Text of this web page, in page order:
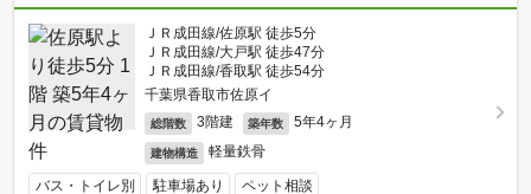
ＪＲ成田線/佐原駅 徒歩5分
ＪＲ成田線/大戸駅 徒歩47分
ＪＲ成田線/香取駅 徒歩54分
千葉県香取市佐原イ
総階数 3階建 築年数 5年4ヶ月
建物構造 軽量鉄骨
バス・トイレ別 駐車場あり ペット相談